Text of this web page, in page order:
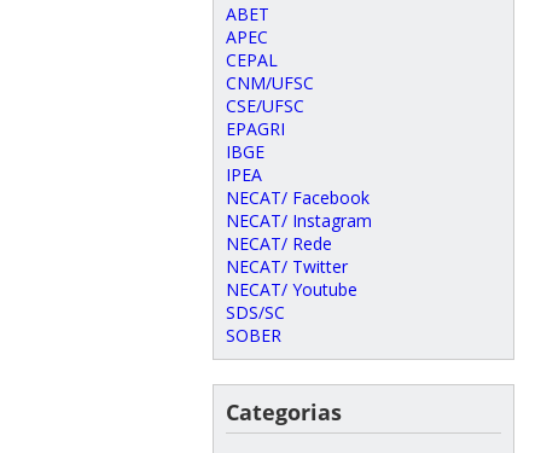
ABET
APEC
CEPAL
CNM/UFSC
CSE/UFSC
EPAGRI
IBGE
IPEA
NECAT/ Facebook
NECAT/ Instagram
NECAT/ Rede
NECAT/ Twitter
NECAT/ Youtube
SDS/SC
SOBER
Categorias